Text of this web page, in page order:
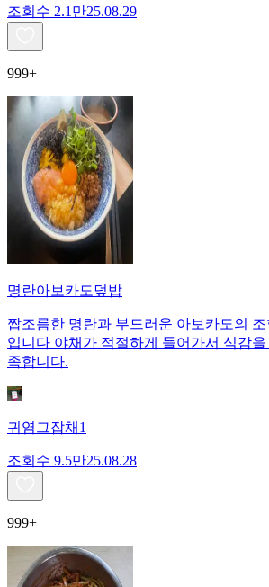
조회수 2.1만25.08.29
999+
명란아보카도덮밥
짭조름한 명란과 부드러운 아보카도의
입니다 야채가 적절하게 들어가서 식감
족합니다.
귀염그잡채1
조회수 9.5만25.08.28
999+